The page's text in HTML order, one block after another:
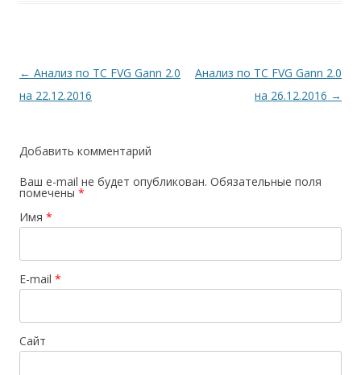
Навигация
по
← Анализ по ТС FVG Gann 2.0
на 22.12.2016
Анализ по ТС FVG Gann 2.0
на 26.12.2016 →
Добавить комментарий
Ваш e-mail не будет опубликован. Обязательные поля
помечены *
Имя *
E-mail *
Сайт